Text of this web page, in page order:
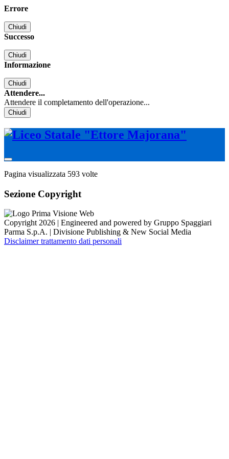
Errore
Chiudi
Successo
Chiudi
Informazione
Chiudi
Attendere...
Attendere il completamento dell'operazione...
Chiudi
Pagina visualizzata 593 volte
Sezione Copyright
Copyright 2026 | Engineered and powered by Gruppo Spaggiari
Parma S.p.A. | Divisione Publishing & New Social Media
Disclaimer trattamento dati personali